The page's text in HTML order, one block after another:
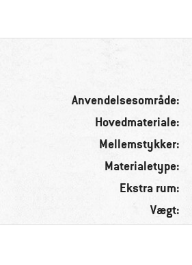
Anvendelsesområde:
Hovedmateriale:
Mellemstykker:
Materialetype:
Ekstra rum:
Vægt: